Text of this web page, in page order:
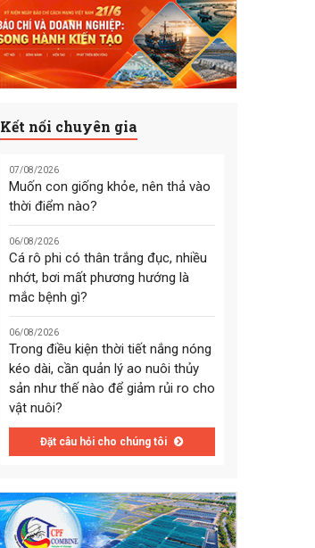
Kết nối chuyên gia
07/08/2026
Muốn con giống khỏe, nên thả vào
thời điểm nào?
06/08/2026
Cá rô phi có thân trắng đục, nhiều
nhớt, bơi mất phương hướng là
mắc bệnh gì?
06/08/2026
Trong điều kiện thời tiết nắng nóng
kéo dài, cần quản lý ao nuôi thủy
sản như thế nào để giảm rủi ro cho
vật nuôi?
Đặt câu hỏi cho chúng tôi